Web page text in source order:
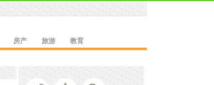
房产 旅游 教育